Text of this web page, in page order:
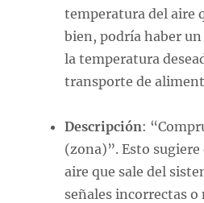
temperatura del aire
bien, podría haber
la temperatura
transporte de
Descripción:
(zona)”. Esto
aire que sale del
señales incorrectas